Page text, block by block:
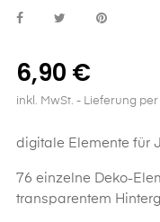
6,90 €
inkl. MwSt. - Lieferung
digitale Elemente für
76 einzelne Deko-
transparentem